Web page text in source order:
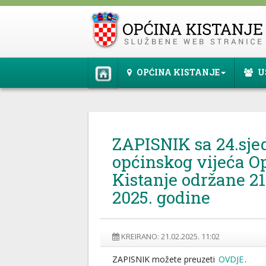
OPĆINA KISTANJE
ZAPISNIK sa
općinskog vijeća
Kistanje održane
2025. godine
KREIRANO: 21.02.2025. 11:02
ZAPISNIK možete preuzeti OVDJE.